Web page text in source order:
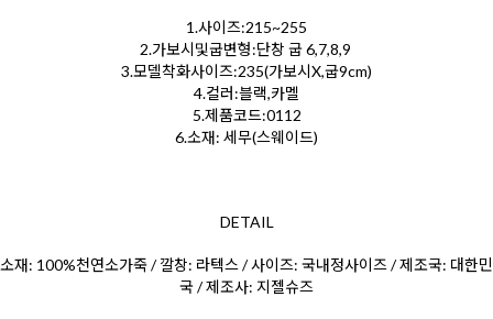
1.사이즈:215~255
2.가보시및굽변형:단창 굽 6,7,8,9
3.모델착화사이즈:235(가보시X,굽9cm)
4.컬러:블랙,카멜
5.제품코드:0112
6.소재: 세무(스웨이드)
DETAIL
소재: 100%천연소가죽 / 깔창: 라텍스 / 사이즈: 국내정사이즈 / 제조국: 대한민
국 / 제조사: 지젤슈즈